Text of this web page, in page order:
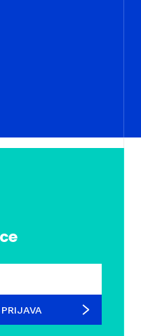
PRIJAVA